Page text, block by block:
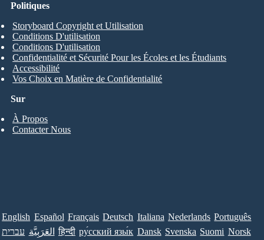
Sur
À Propos
Contacter Nous
Politiques
Storyboard Copyright et Utilisation
Conditions D'utilisation
Conditions D'utilisation
Confidentialité et Sécurité Pour les Écoles et les Étudiants
Accessibilité
Vos Choix en Matière de Confidentialité
English Español Français Deutsch Italiana Nederlands Português
עברית العَرَبِيَّة हिन्दी ру́сский язы́к Dansk Svenska Suomi Norsk